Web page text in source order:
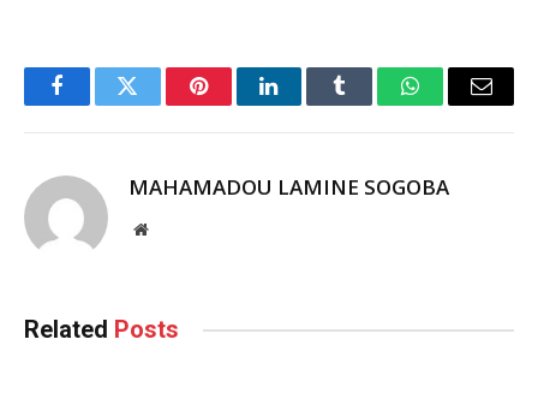
FacebookTwitter PinterestLinkedInTumblr WhatsAppEmail
MAHAMADOU LAMINE SOGOBA
Website
Related Posts